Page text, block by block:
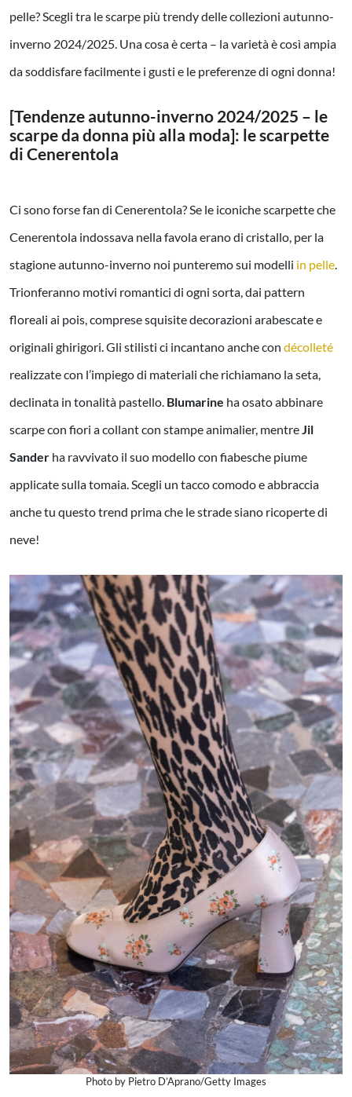
pelle? Scegli tra le scarpe più trendy delle collezioni autunno-
inverno 2024/2025. Una cosa è certa – la varietà è così ampia
da soddisfare facilmente i gusti e le preferenze di ogni donna!
[Tendenze autunno-inverno 2024/2025 – le
scarpe da donna più alla moda]: le scarpette
di Cenerentola
Ci sono forse fan di Cenerentola? Se le iconiche scarpette che
Cenerentola indossava nella favola erano di cristallo, per la
stagione autunno-inverno noi punteremo sui modelli in pelle.
Trionferanno motivi romantici di ogni sorta, dai pattern
floreali ai pois, comprese squisite decorazioni arabescate e
originali ghirigori. Gli stilisti ci incantano anche con décolleté
realizzate con l’impiego di materiali che richiamano la seta,
declinata in tonalità pastello. Blumarine ha osato abbinare
scarpe con fiori a collant con stampe animalier, mentreJil
Sander ha ravvivato il suo modello con fiabesche piume
applicate sulla tomaia. Scegli un tacco comodo e abbraccia
anche tu questo trend prima che le strade siano ricoperte di
neve!
Photo by Pietro D’Aprano/Getty Images